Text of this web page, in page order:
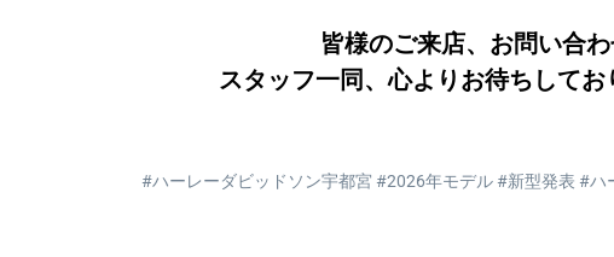
皆様のご来店、お問い合
スタッフ一同、心よりお待ちしてお
#ハーレーダビッドソン宇都宮 #2026年モデル #新型発表 #